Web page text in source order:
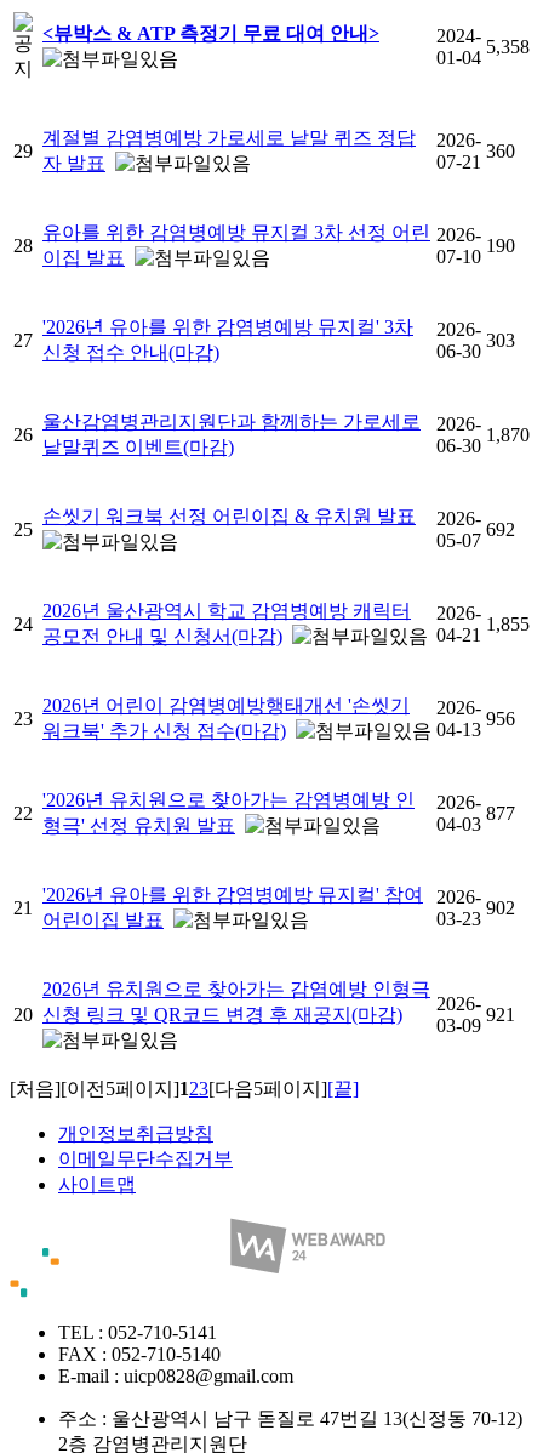
<뷰박스 & ATP 측정기 무료 대여 안내>
2024-
01-04
5,358
29
계절별 감염병예방 가로세로 낱말 퀴즈 정답
자 발표
2026-
07-21
360
28
유아를 위한 감염병예방 뮤지컬 3차 선정 어린
이집 발표
2026-
07-10
190
27
'2026년 유아를 위한 감염병예방 뮤지컬' 3차
신청 접수 안내(마감)
2026-
06-30
303
26
울산감염병관리지원단과 함께하는 가로세로
낱말퀴즈 이벤트(마감)
2026-
06-30
1,870
25
손씻기 워크북 선정 어린이집 & 유치원 발표
2026-
05-07
692
24
2026년 울산광역시 학교 감염병예방 캐릭터
공모전 안내 및 신청서(마감)
2026-
04-21
1,855
23
2026년 어린이 감염병예방행태개선 '손씻기
워크북' 추가 신청 접수(마감)
2026-
04-13
956
22
'2026년 유치원으로 찾아가는 감염병예방 인
형극' 선정 유치원 발표
2026-
04-03
877
21
'2026년 유아를 위한 감염병예방 뮤지컬' 참여
어린이집 발표
2026-
03-23
902
20
2026년 유치원으로 찾아가는 감염예방 인형극
신청 링크 및 QR코드 변경 후 재공지(마감)
2026-
03-09
921
[처음][이전5페이지]123[다음5페이지][끝]
개인정보취급방침
이메일무단수집거부
사이트맵
TEL : 052-710-5141
FAX : 052-710-5140
E-mail : uicp0828@gmail.com
주소 : 울산광역시 남구 돋질로 47번길 13(신정동 70-12)
2층 감염병관리지원단